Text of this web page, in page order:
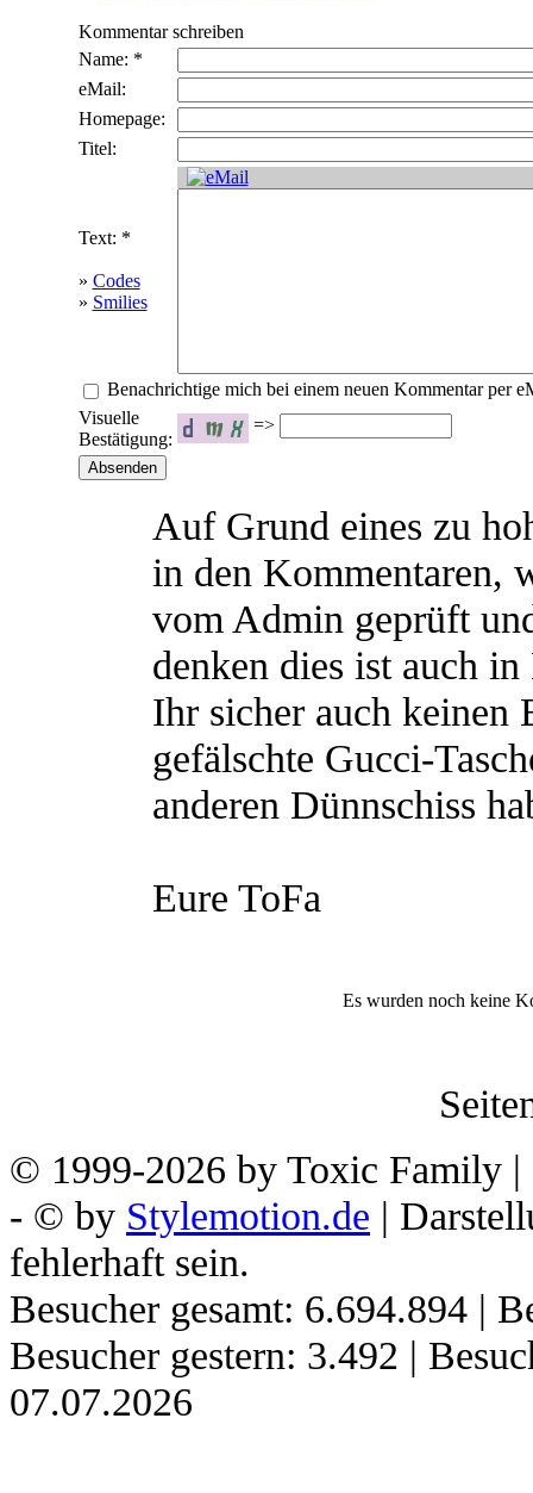
Kommentar schreiben
Name: *
eMail:
Homepage:
Titel:
Text: *
» Codes
» Smilies
Benachrichtige mich bei einem neuen Kommentar per
Visuelle
Bestätigung:
=>
Auf Grund eines zu
in den Kommentaren,
vom Admin geprüft
denken dies ist auch in
Ihr sicher auch keinen
gefälschte Gucci-
anderen Dünnschiss
Eure ToFa
Es wurden noch keine
© 1999-2026 by Toxic Family |
- © by Stylemotion.de |
fehlerhaft sein.
Besucher gesamt: 6.694.894 |
Besucher gestern: 3.492 |
07.07.2026